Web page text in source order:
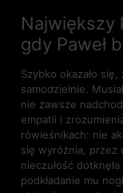
Największy
gdy Paweł
Szybko okazało
samodzielnie.
nie zawsze
empatii i
rówieśnikach: nie
się wyróżnia, przez
nieczułość
podkładanie mu